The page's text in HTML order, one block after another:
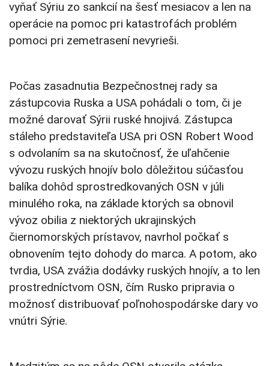
vyňať Sýriu zo sankcií na šesť mesiacov a len na
operácie na pomoc pri katastrofách problém
pomoci pri zemetrasení nevyrieši.
Počas zasadnutia Bezpečnostnej rady sa
zástupcovia Ruska a USA pohádali o tom, či je
možné darovať Sýrii ruské hnojivá. Zástupca
stáleho predstaviteľa USA pri OSN Robert Wood
s odvolaním sa na skutočnosť, že uľahčenie
vývozu ruských hnojív bolo dôležitou súčasťou
balíka dohôd sprostredkovaných OSN v júli
minulého roka, na základe ktorých sa obnovil
vývoz obilia z niektorých ukrajinských
čiernomorských prístavov, navrhol počkať s
obnovením tejto dohody do marca. A potom, ako
tvrdia, USA zvážia dodávky ruských hnojív, a to len
prostredníctvom OSN, čím Rusko pripravia o
možnosť distribuovať poľnohospodárske dary vo
vnútri Sýrie.